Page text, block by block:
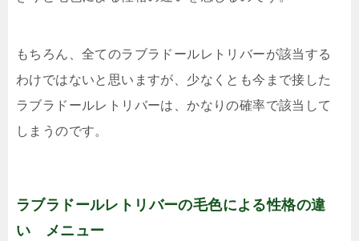
もちろん、全てのラブラドールレトリバーが該当する
わけではないと思いますが、少なくとも今まで接した
ラブラドールレトリバーは、かなりの確率で該当して
しまうのです。
ラブラドールレトリバーの毛色による性格の違
い メニュー